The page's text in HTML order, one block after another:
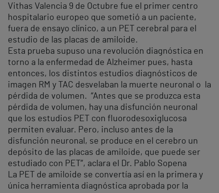
Vithas Valencia 9 de Octubre fue el primer centro
hospitalario europeo que sometió a un paciente,
fuera de ensayo clínico, a un PET cerebral para el
estudio de las placas de amiloide.
Esta prueba supuso una revolución diagnóstica en
torno a la enfermedad de Alzheimer pues, hasta
entonces, los distintos estudios diagnósticos de
imagen RM y TAC desvelaban la muerte neuronal o la
pérdida de volumen. “Antes que se produzca esta
pérdida de volumen, hay una disfunción neuronal
que los estudios PET con fluorodesoxiglucosa
permiten evaluar. Pero, incluso antes de la
disfunción neuronal, se produce en el cerebro un
depósito de las placas de amiloide, que puede ser
estudiado con PET”, aclara el Dr. Pablo Sopena
La PET de amiloide se convertía así en la primera y
única herramienta diagnóstica aprobada por la